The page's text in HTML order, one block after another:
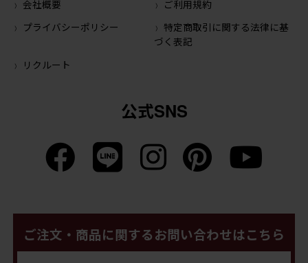
会社概要
ご利用規約
プライバシーポリシー
特定商取引に関する法律に基
づく表記
リクルート
公式SNS
ご注文・商品に関するお問い合わせはこちら